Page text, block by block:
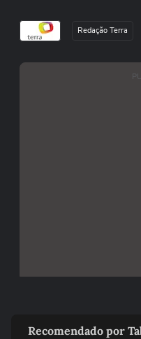
Redação Terra
Recomendado por